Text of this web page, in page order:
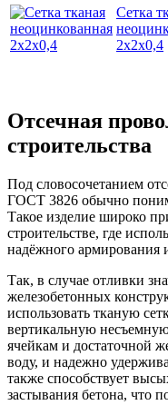
Сетка
2х2х0,4
Отсечная
строительства
Под словосочетанием
ГОСТ 3826 обычно
Такое изделие широко
строительстве, где
надёжного армирования
Так, в случае отливки
железобетонных
использовать тканую
вертикальную
ячейкам и достаточной
воду, и надежно
также способствует
застывания бетона, что